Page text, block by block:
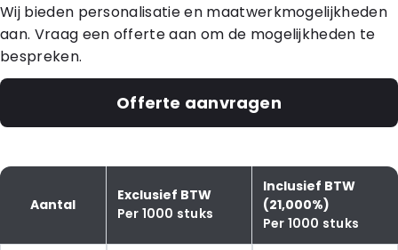
Wij bieden personalisatie en maatwerkmogelijkheden
aan. Vraag een offerte aan om de mogelijkheden te
bespreken.
Offerte aanvragen
Aantal
Exclusief BTW
Per 1000 stuks
Inclusief BTW
(21,000%)
Per 1000 stuks